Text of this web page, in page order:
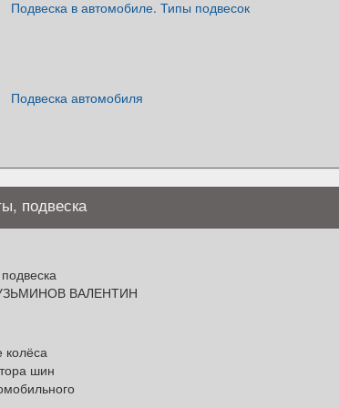
Подвеска в автомобиле. Типы подвесок
Подвеска автомобиля
подвеска
ВАЛЕНТИН
шин